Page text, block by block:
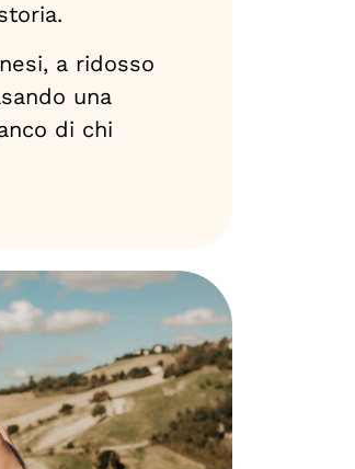
a ridosso
una
di chi